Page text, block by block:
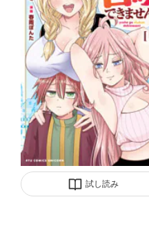
試し読み